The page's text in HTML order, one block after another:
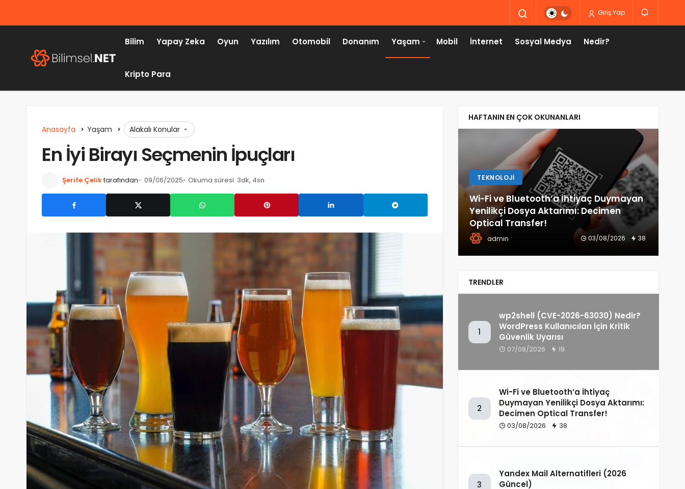
Giriş Yap
Bilim Yapay Zeka Oyun Yazılım Otomobil Donanım Yaşam Mobil İnternet Sosyal Medya Nedir?
Kripto Para
Anasayfa Yaşam Alakalı Konular
En İyi Birayı Seçmenin İpuçları
Şerife Çeliktarafından 09/06/2025 Okuma süresi: 3dk, 4sn
HAFTANIN EN ÇOK OKUNANLARI
wp2shell (CVE-2026-63030) Nedir?
WordPress Kullanıcıları İçin Kritik
admin
TEKNOLOJI
Wi-Fi ve Bluetooth’a İhtiyaç Duymayan
Yenilikçi Dosya Aktarımı: Decimen
Optical Transfer!
admin 03/08/2026 38
TRENDLER
1
wp2shell (CVE-2026-63030) Nedir?
WordPress Kullanıcıları İçin Kritik
Güvenlik Uyarısı
07/08/2026 19
2
Wi-Fi ve Bluetooth’a İhtiyaç
Duymayan Yenilikçi Dosya Aktarımı:
Decimen Optical Transfer!
03/08/2026 38
3
Yandex Mail Alternatifleri (2026
Güncel)